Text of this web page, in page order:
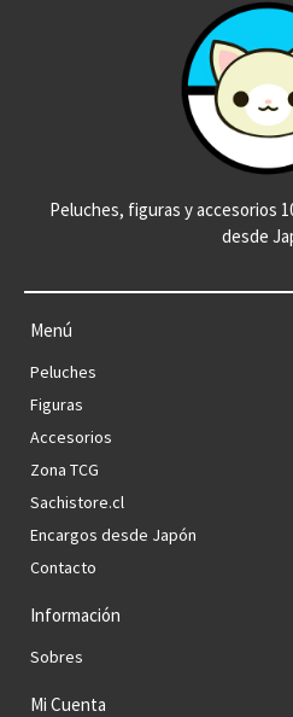
Peluches, figuras y accesorios
desde
Menú
Peluches
Figuras
Accesorios
Zona TCG
Sachistore.cl
Encargos desde Japón
Contacto
Información
Sobres
Mi Cuenta